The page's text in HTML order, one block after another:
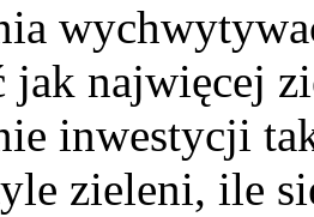
najwięcej
inwestycji
zieleni, ile